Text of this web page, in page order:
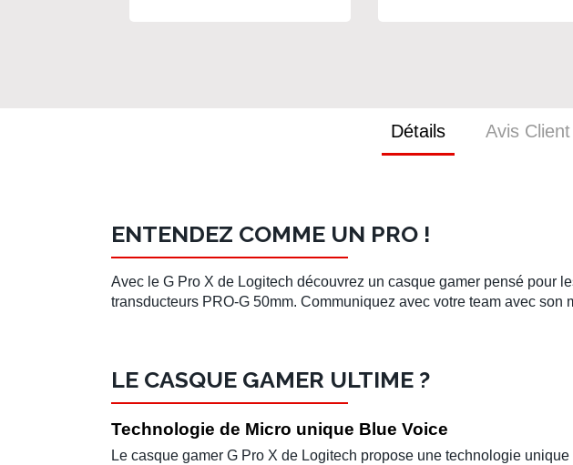
Détails
ENTENDEZ COMME UN PRO !
Avec le G Pro X de Logitech découvrez un casque gamer pensé pour
transducteurs PRO-G 50mm. Communiquez avec votre team avec son
LE CASQUE GAMER ULTIME ?
Technologie de Micro unique Blue Voice
Le casque gamer G Pro X de Logitech propose une technologie unique
Avis Client